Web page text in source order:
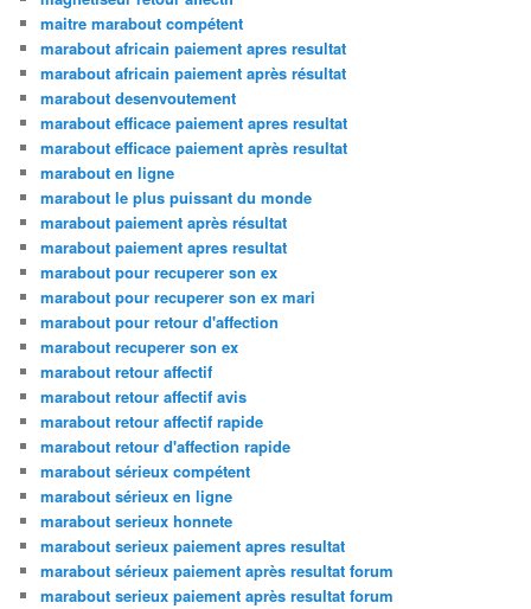
maitre marabout compétent
marabout africain paiement apres resultat
marabout africain paiement après résultat
marabout desenvoutement
marabout efficace paiement apres resultat
marabout efficace paiement après resultat
marabout en ligne
marabout le plus puissant du monde
marabout paiement après résultat
marabout paiement apres resultat
marabout pour recuperer son ex
marabout pour recuperer son ex mari
marabout pour retour d'affection
marabout recuperer son ex
marabout retour affectif
marabout retour affectif avis
marabout retour affectif rapide
marabout retour d'affection rapide
marabout sérieux compétent
marabout sérieux en ligne
marabout serieux honnete
marabout serieux paiement apres resultat
marabout sérieux paiement après resultat forum
marabout serieux paiement après resultat forum